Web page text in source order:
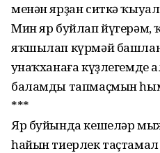
менән ярҙан ситкә
Мин яр буйлап йүгерәм,
яҡшылап күрмәй
Ҡунаҡханаға күҙлегемде
баламды тапмаҫмын
***
Яр буйында кешеләр
һайын тиерлек